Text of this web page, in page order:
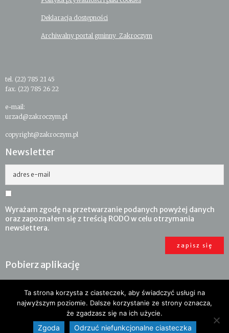
Deklaracja dostępności
Archiwalny portal gminny Zakroczym
tel. (22) 785 21 45
fax. (22) 785 26 22
e-mail:
urzad@zakroczym.pl
copyright@zakroczym.pl
Newsletter
adres e-mail
Wyrażam zgodę na przetwarzanie podanych powyżej danych
oraz zapoznałem się z treścią RODO w celu otrzymania
newslettera.
Pobierz aplikację
Ta strona korzysta z ciasteczek, aby świadczyć usługi na
najwyższym poziomie. Dalsze korzystanie ze strony oznacza,
że zgadzasz się na ich użycie.
Zgoda Odrzuć niefunkcjonalne ciasteczka